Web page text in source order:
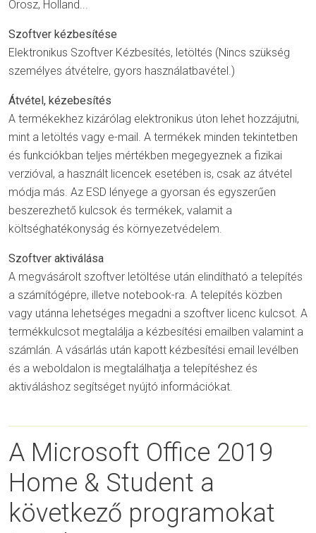
Orosz, Holland...
Szoftver kézbesítése
Elektronikus Szoftver Kézbesítés, letöltés (Nincs szükség
személyes átvételre, gyors használatbavétel.)
Átvétel, kézebesítés
A termékekhez kizárólag elektronikus úton lehet hozzájutni,
mint a letöltés vagy e-mail. A termékek minden tekintetben
és funkciókban teljes mértékben megegyeznek a fizikai
verzióval, a használt licencek esetében is, csak az átvétel
módja más. Az ESD lényege a gyorsan és egyszerűen
beszerezhető kulcsok és termékek, valamit a
költséghatékonyság és környezetvédelem.
Szoftver aktiválása
A megvásárolt szoftver letöltése után elindítható a telepítés
a számítógépre, illetve notebook-ra. A telepítés közben
vagy utánna lehetséges megadni a szoftver licenc kulcsot. A
termékkulcsot megtalálja a kézbesítési emailben valamint a
számlán. A vásárlás után kapott kézbesítési email levélben
és a weboldalon is megtalálhatja a telepítéshez és
aktiváláshoz segítséget nyújtó információkat.
A Microsoft Office 2019
Home & Student a
következő programokat